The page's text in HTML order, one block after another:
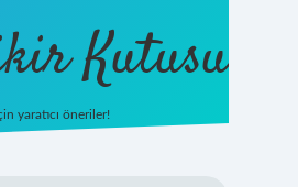
Kutusu
yaratıcı öneriler!